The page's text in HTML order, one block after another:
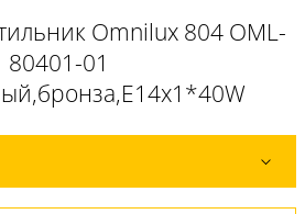
Omnilux 804 OML-
80401-01